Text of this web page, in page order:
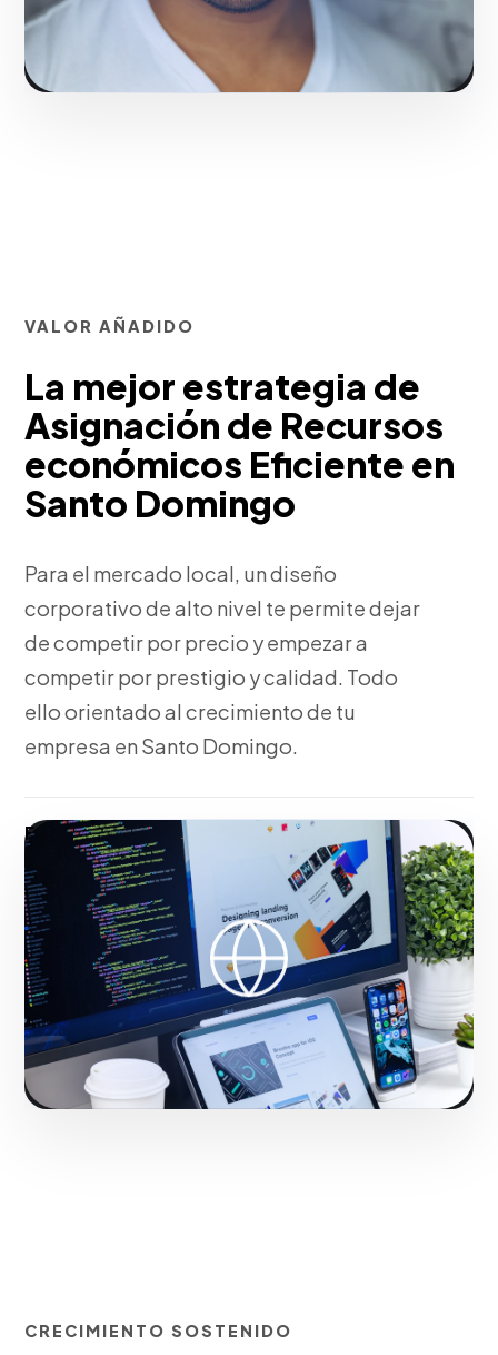
VALOR AÑADIDO
La mejor estrategia de
Asignación de Recursos
económicos Eficiente en
Santo Domingo
Para el mercado local, un diseño
corporativo de alto nivel te permite dejar
de competir por precio y empezar a
competir por prestigio y calidad. Todo
ello orientado al crecimiento de tu
empresa en Santo Domingo.
Fase 2:Desde nuestra experiencia, bocetaje,
vectorización y propuestas visuales de Diseño de
Estrategias de Marketing En internet. Acelerando el
éxito digital de empresas en Santo Domingo.
Iniciar proyecto
CRECIMIENTO SOSTENIDO